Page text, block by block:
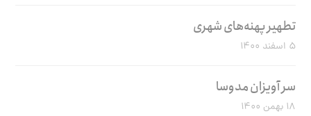
تطهیر پهنه‌های شهری
۵ اسفند ۱۴۰۰
سر آویزان مدوسا
۱۸ بهمن ۱۴۰۰